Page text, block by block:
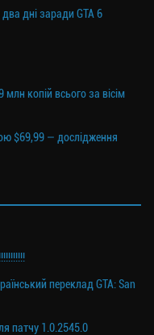
дні заради GTA 6
копій всього за вісім
$69,99 — дослідження
переклад GTA: San
патчу 1.0.2545.0